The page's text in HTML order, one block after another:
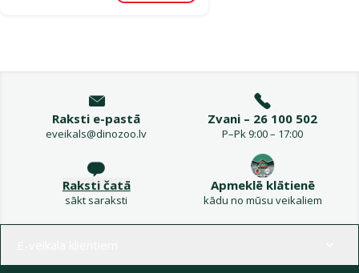
Raksti e-pastā
eveikals@dinozoo.lv
Zvani – 26 100 502
P–Pk 9:00 – 17:00
Raksti čatā
sākt saraksti
Apmeklē klātienē
kādu no mūsu veikaliem